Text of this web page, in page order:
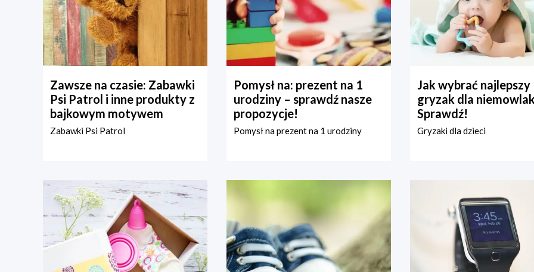
Zawsze na czasie: Zabawki
Psi Patrol i inne produkty z
bajkowym motywem
Zabawki Psi Patrol
Pomysł na: prezent na 1
urodziny – sprawdź nasze
propozycje!
Pomysł na prezent na 1 urodziny
Jak wybrać najlepszy
gryzak dla
Sprawdź!
Gryzaki dla dzieci